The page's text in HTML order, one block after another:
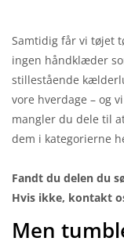
Samtidig får vi tøjet
ingen håndklæder
stillestående
vore hverdage – og
mangler du dele til
dem i kategorierne
Fandt du delen du
Hvis ikke, kontakt
Men